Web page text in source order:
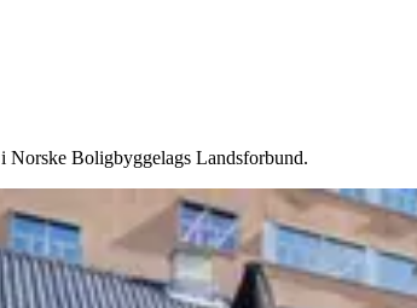
Norske Boligbyggelags Landsforbund.